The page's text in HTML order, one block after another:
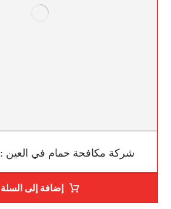
شركة مكافحة حمام في العين : 0523659593
إضافة إلى السلة